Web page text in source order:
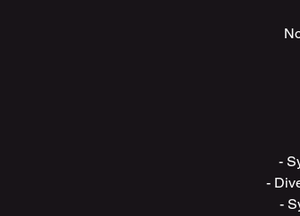
-
-
-